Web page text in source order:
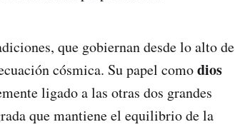
que gobiernan desde lo alto de
cósmica. Su papel comodios
ligado a las otras dos grandes
que mantiene el equilibrio de la